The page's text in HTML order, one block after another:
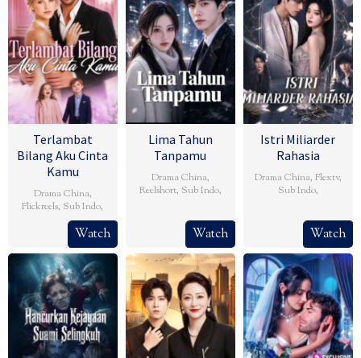
Terlambat
Bilang Aku Cinta
Kamu
Drama China,
Flickreels, Sub Indo,
Watch
Lima Tahun
Tanpamu
Drama China,
Reelshort, Sub Indo,
Watch
Istri Miliarder
Rahasia
Drama China, Flextv,
Sub Indo,
Watch